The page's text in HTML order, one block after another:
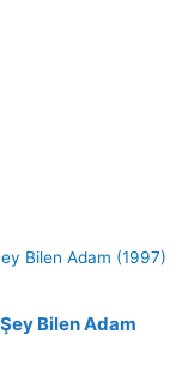
Bilen Adam